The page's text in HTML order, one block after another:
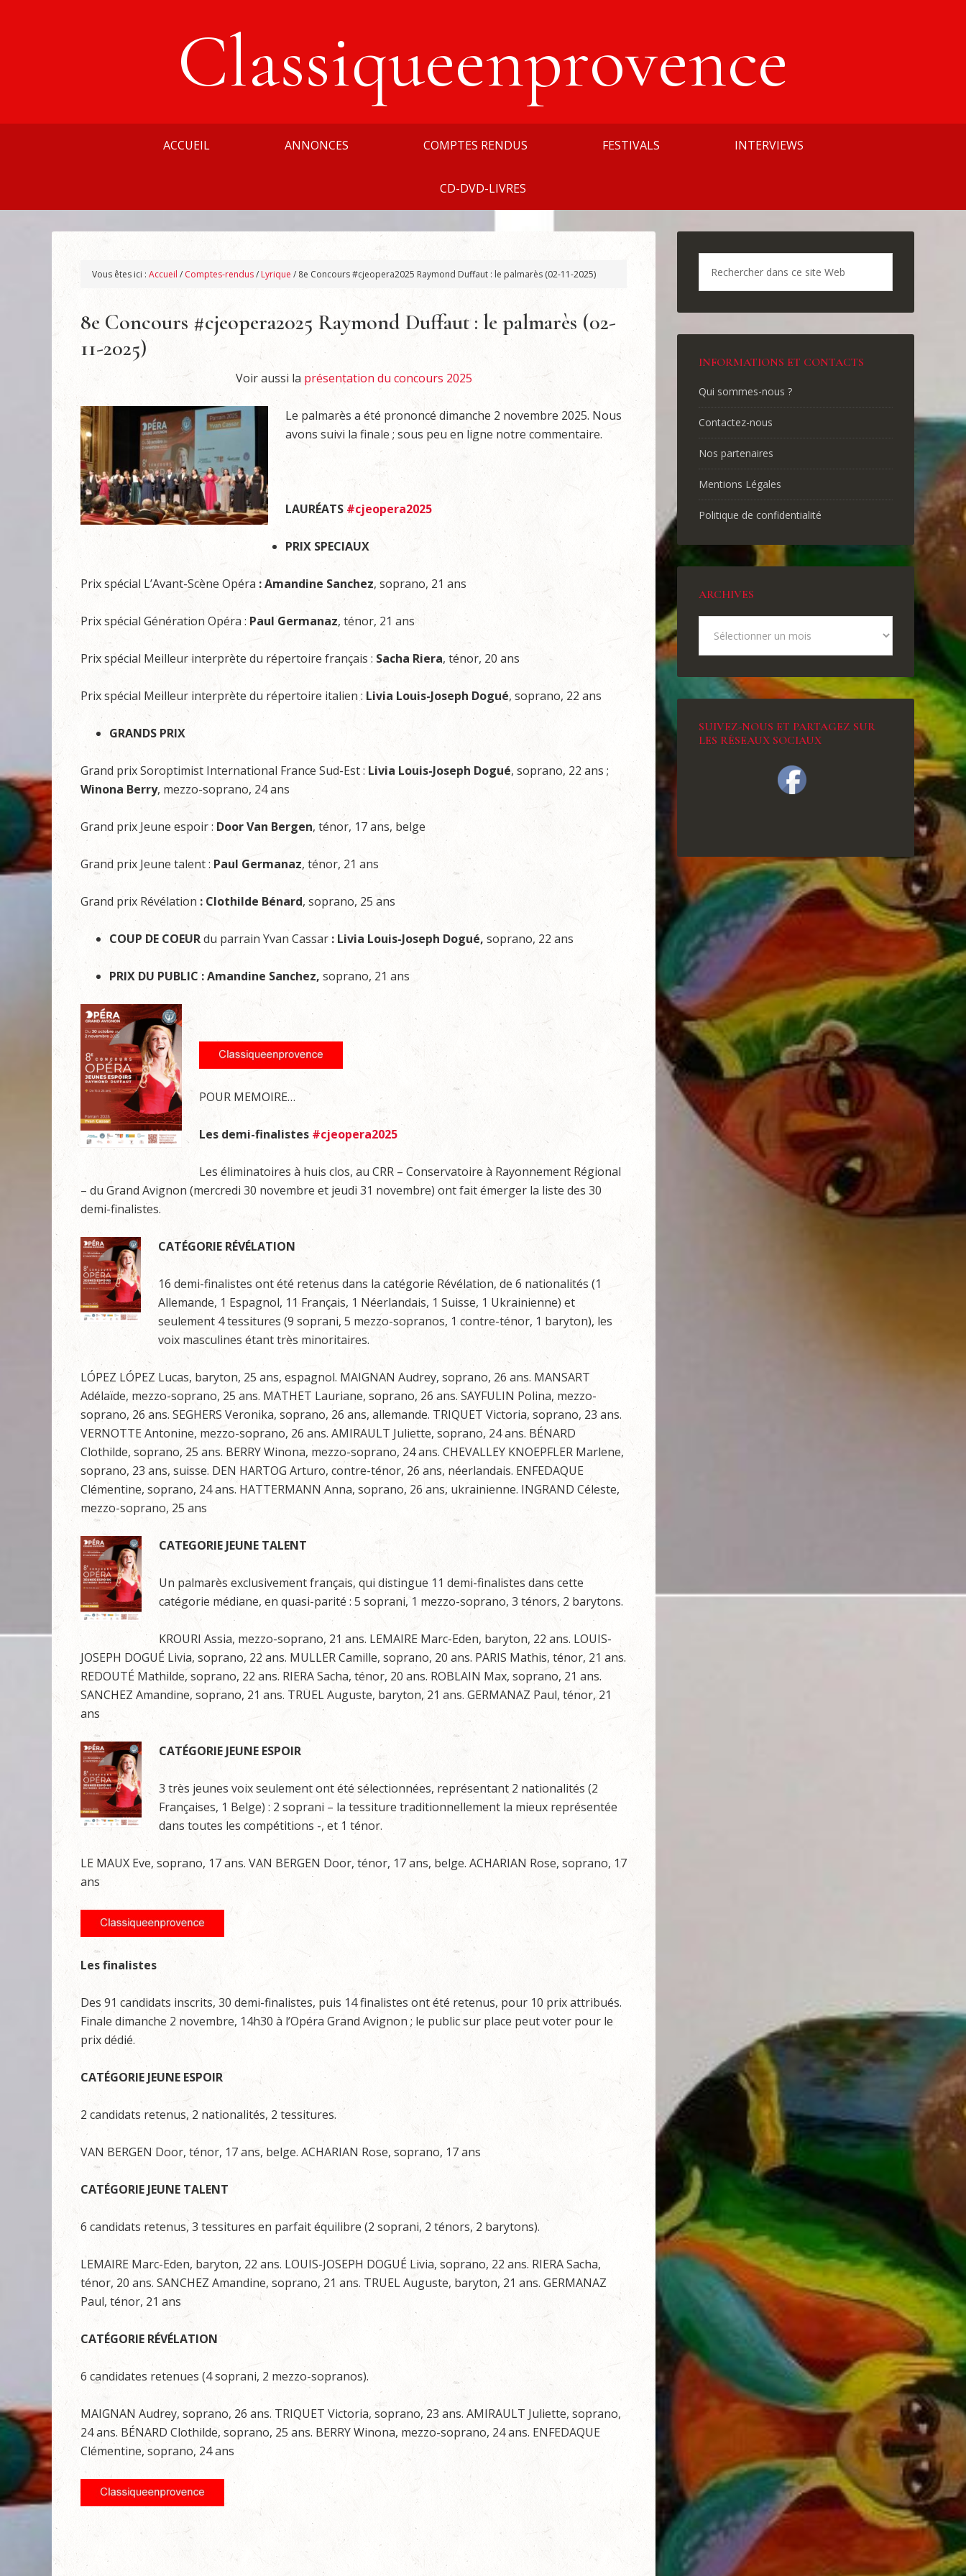
Classiqueenprovence
ACCUEIL ANNONCES COMPTES RENDUS FESTIVALS INTERVIEWS
CD-DVD-LIVRES
Vous êtes ici : Accueil / Comptes-rendus/ Lyrique / 8e Concours #cjeopera2025 Raymond Duffaut : le palmarès (02-11-2025)
8e Concours #cjeopera2025 Raymond Duffaut : le palmarès (02-
11-2025)
Voir aussi la présentation du concours 2025
Le palmarès a été prononcé dimanche 2 novembre 2025. Nous
avons suivi la finale ; sous peu en ligne notre commentaire.
LAURÉATS #cjeopera2025
PRIX SPECIAUX
Prix spécial L’Avant-Scène Opéra : Amandine Sanchez, soprano, 21 ans
Prix spécial Génération Opéra : Paul Germanaz, ténor, 21 ans
Prix spécial Meilleur interprète du répertoire français : Sacha Riera, ténor, 20 ans
Prix spécial Meilleur interprète du répertoire italien : Livia Louis-Joseph Dogué, soprano, 22 ans
GRANDS PRIX
Grand prix Soroptimist International France Sud-Est : Livia Louis-Joseph Dogué, soprano, 22 ans ;
Winona Berry, mezzo-soprano, 24 ans
Grand prix Jeune espoir : Door Van Bergen, ténor, 17 ans, belge
Grand prix Jeune talent : Paul Germanaz, ténor, 21 ans
Grand prix Révélation : Clothilde Bénard, soprano, 25 ans
COUP DE COEURdu parrain Yvan Cassar : Livia Louis-Joseph Dogué, soprano, 22 ans
PRIX DU PUBLIC :Amandine Sanchez, soprano, 21 ans
POUR MEMOIRE…
Les demi-finalistes #cjeopera2025
Les éliminatoires à huis clos, au CRR – Conservatoire à Rayonnement Régional
– du Grand Avignon (mercredi 30 novembre et jeudi 31 novembre) ont fait émerger la liste des 30
demi-finalistes.
CATÉGORIE RÉVÉLATION
16 demi-finalistes ont été retenus dans la catégorie Révélation, de 6 nationalités (1
Allemande, 1 Espagnol, 11 Français, 1 Néerlandais, 1 Suisse, 1 Ukrainienne) et
seulement 4 tessitures (9 soprani, 5 mezzo-sopranos, 1 contre-ténor, 1 baryton), les
voix masculines étant très minoritaires.
LÓPEZ LÓPEZ Lucas, baryton, 25 ans, espagnol. MAIGNAN Audrey, soprano, 26 ans. MANSART
Adélaïde, mezzo-soprano, 25 ans. MATHET Lauriane, soprano, 26 ans. SAYFULIN Polina, mezzo-
soprano, 26 ans. SEGHERS Veronika, soprano, 26 ans, allemande. TRIQUET Victoria, soprano, 23 ans.
VERNOTTE Antonine, mezzo-soprano, 26 ans. AMIRAULT Juliette, soprano, 24 ans. BÉNARD
Clothilde, soprano, 25 ans. BERRY Winona, mezzo-soprano, 24 ans. CHEVALLEY KNOEPFLER Marlene,
soprano, 23 ans, suisse. DEN HARTOG Arturo, contre-ténor, 26 ans, néerlandais. ENFEDAQUE
Clémentine, soprano, 24 ans. HATTERMANN Anna, soprano, 26 ans, ukrainienne. INGRAND Céleste,
mezzo-soprano, 25 ans
CATEGORIE JEUNE TALENT
Un palmarès exclusivement français, qui distingue 11 demi-finalistes dans cette
catégorie médiane, en quasi-parité : 5 soprani, 1 mezzo-soprano, 3 ténors, 2 barytons.
KROURI Assia, mezzo-soprano, 21 ans. LEMAIRE Marc-Eden, baryton, 22 ans. LOUIS-
JOSEPH DOGUÉ Livia, soprano, 22 ans. MULLER Camille, soprano, 20 ans. PARIS Mathis, ténor, 21 ans.
REDOUTÉ Mathilde, soprano, 22 ans. RIERA Sacha, ténor, 20 ans. ROBLAIN Max, soprano, 21 ans.
SANCHEZ Amandine, soprano, 21 ans. TRUEL Auguste, baryton, 21 ans. GERMANAZ Paul, ténor, 21
ans
CATÉGORIE JEUNE ESPOIR
3 très jeunes voix seulement ont été sélectionnées, représentant 2 nationalités (2
Françaises, 1 Belge) : 2 soprani – la tessiture traditionnellement la mieux représentée
dans toutes les compétitions -, et 1 ténor.
LE MAUX Eve, soprano, 17 ans. VAN BERGEN Door, ténor, 17 ans, belge. ACHARIAN Rose, soprano, 17
ans
Les finalistes
Des 91 candidats inscrits, 30 demi-finalistes, puis 14 finalistes ont été retenus, pour 10 prix attribués.
Finale dimanche 2 novembre, 14h30 à l’Opéra Grand Avignon ; le public sur place peut voter pour le
prix dédié.
CATÉGORIE JEUNE ESPOIR
2 candidats retenus, 2 nationalités, 2 tessitures.
VAN BERGEN Door, ténor, 17 ans, belge. ACHARIAN Rose, soprano, 17 ans
CATÉGORIE JEUNE TALENT
6 candidats retenus, 3 tessitures en parfait équilibre (2 soprani, 2 ténors, 2 barytons).
LEMAIRE Marc-Eden, baryton, 22 ans. LOUIS-JOSEPH DOGUÉ Livia, soprano, 22 ans. RIERA Sacha,
ténor, 20 ans. SANCHEZ Amandine, soprano, 21 ans. TRUEL Auguste, baryton, 21 ans. GERMANAZ
Paul, ténor, 21 ans
CATÉGORIE RÉVÉLATION
6 candidates retenues (4 soprani, 2 mezzo-sopranos).
MAIGNAN Audrey, soprano, 26 ans. TRIQUET Victoria, soprano, 23 ans. AMIRAULT Juliette, soprano,
24 ans. BÉNARD Clothilde, soprano, 25 ans. BERRY Winona, mezzo-soprano, 24 ans. ENFEDAQUE
Clémentine, soprano, 24 ans
INFORMATIONS ET CONTACTS
Qui sommes-nous ?
Contactez-nous
Nos partenaires
Mentions Légales
Politique de confidentialité
ARCHIVES
SUIVEZ-NOUS ET PARTAGEZ SUR
LES RÉSEAUX SOCIAUX